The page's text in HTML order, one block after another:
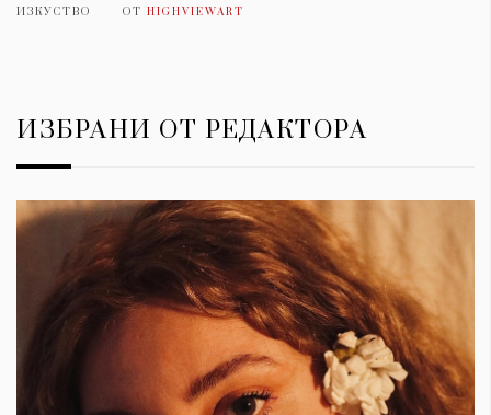
ИЗКУСТВО ОТ HIGHVIEWART
ИЗБРАНИ ОТ РЕДАКТОРА